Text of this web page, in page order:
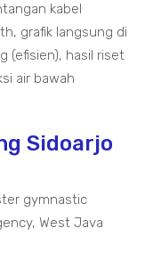
kabel
grafik langsung di
(efisien), hasil riset
air bawah
Sidoarjo
gymnastic
West Java